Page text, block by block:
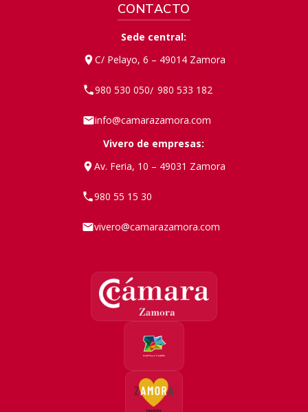
CONTACTO
Sede central:
C/ Pelayo, 6 – 49014 Zamora
980 530 050/ 980 533 182
info@camarazamora.com
Vivero de empresas:
Av. Feria, 10 – 49031 Zamora
980 55 15 30
vivero@camarazamora.com